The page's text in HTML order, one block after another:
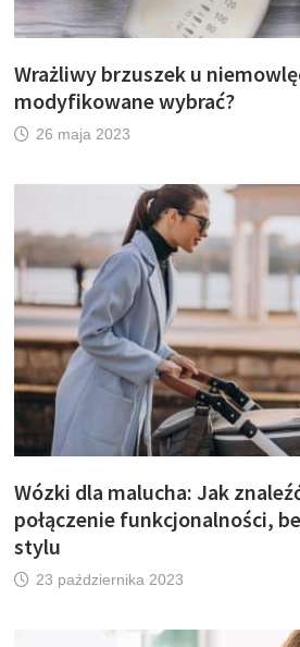
Wrażliwy brzuszek u
modyfikowane wybrać?
26 maja 2023
Wózki dla malucha: Jak
połączenie funkcjonalności,
stylu
23 października 2023